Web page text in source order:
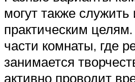
могут также служить
практическим
части комнаты, где
занимается
активно проводит